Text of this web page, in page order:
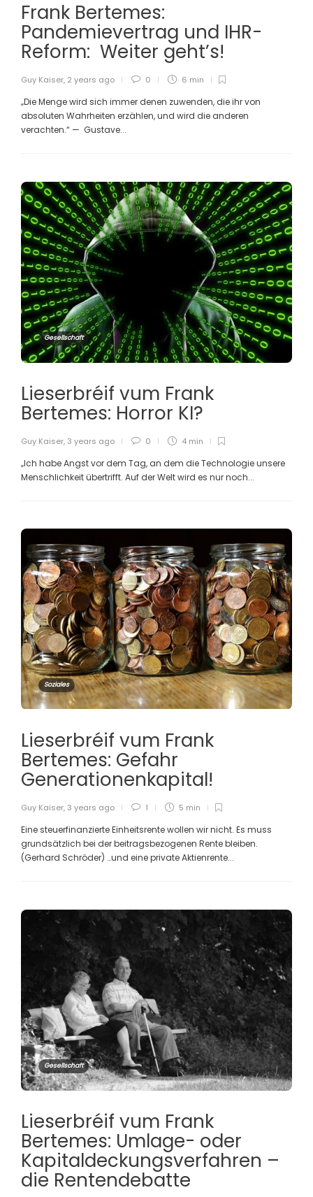
Frank Bertemes:
Pandemievertrag und IHR-
Reform: Weiter geht’s!
Guy Kaiser, 2 years ago 0 6 min
„Die Menge wird sich immer denen zuwenden, die ihr von
absoluten Wahrheiten erzählen, und wird die anderen
verachten.“ — Gustave...
Gesellschaft
Lieserbréif vum Frank
Bertemes: Horror KI?
Guy Kaiser, 3 years ago 0 4 min
„Ich habe Angst vor dem Tag, an dem die Technologie unsere
Menschlichkeit übertrifft. Auf der Welt wird es nur noch...
Soziales
Lieserbréif vum Frank
Bertemes: Gefahr
Generationenkapital!
Guy Kaiser, 3 years ago 1 5 min
Eine steuerfinanzierte Einheitsrente wollen wir nicht. Es muss
grundsätzlich bei der beitragsbezogenen Rente bleiben.
(Gerhard Schröder) …und eine private Aktienrente...
Gesellschaft
Lieserbréif vum Frank
Bertemes: Umlage- oder
Kapitaldeckungsverfahren –
die Rentendebatte